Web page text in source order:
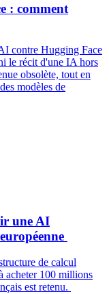
: comment
contre Hugging Face
le récit d'une IA hors
obsolète, tout en
modèles de
une AI
de calcul
acheter 100 millions
est retenu.